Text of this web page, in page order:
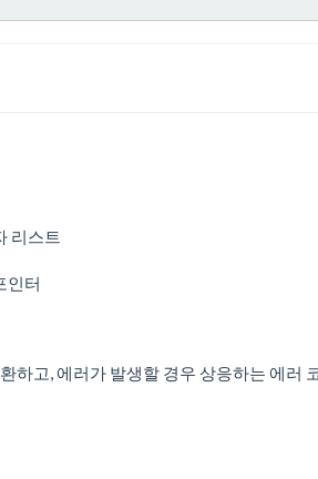
리스트
인터
하고, 에러가 발생할 경우 상응하는 에러